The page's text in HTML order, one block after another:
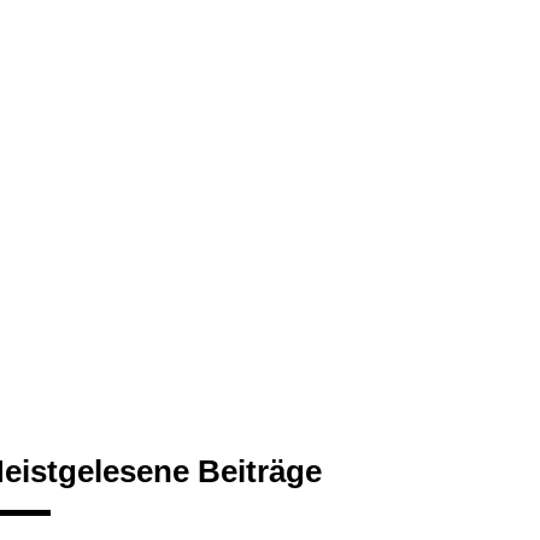
Beiträge